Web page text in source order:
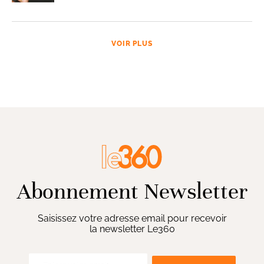
VOIR PLUS
Abonnement Newsletter
Saisissez votre adresse email pour recevoir
la newsletter Le360